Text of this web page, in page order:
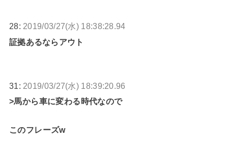
28: 2019/03/27(水) 18:38:28.94
証拠あるならアウト
31: 2019/03/27(水) 18:39:20.96
>馬から車に変わる時代なので
このフレーズw